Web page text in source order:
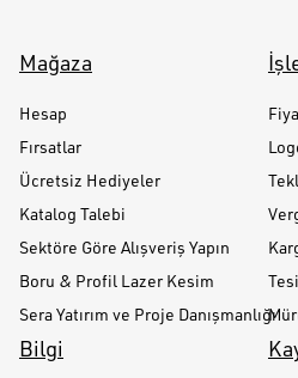
Mağaza
Hesap
Fırsatlar
Ücretsiz Hediyeler
Katalog Talebi
Sektöre Göre Alışveriş Yapın
Boru & Profil Lazer Kesim
Sera Yatırım ve Proje Danışmanlığı
Bilgi